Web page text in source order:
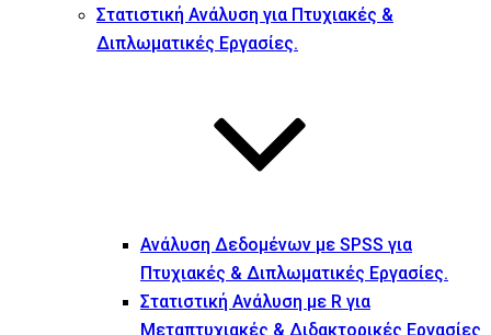
Στατιστική Ανάλυση για Πτυχιακές &
Διπλωματικές Εργασίες.
Ανάλυση Δεδομένων με SPSS για
Πτυχιακές & Διπλωματικές Εργασίες.
Στατιστική Ανάλυση με R για
Μεταπτυχιακές & Διδακτορικές Εργασίες